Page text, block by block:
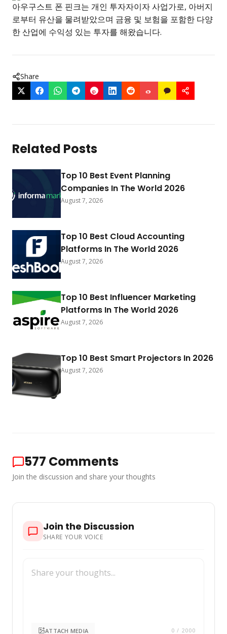
아우구스트 폰 핀크는 개인 투자자이자 사업가로, 아버지
로부터 유산을 물려받았으며 금융 및 보험을 포함한 다양
한 산업에 수익성 있는 투자를 해왔습니다.
Share
Related Posts
Top 10 Best Event Planning
Companies In The World 2026
August 7, 2026
Top 10 Best Cloud Accounting
Platforms In The World 2026
August 7, 2026
Top 10 Best Influencer Marketing
Platforms In The World 2026
August 7, 2026
Top 10 Best Smart Projectors In 2026
August 7, 2026
577 Comments
Join the discussion and share your thoughts
Join the Discussion
SHARE YOUR VOICE
ATTACH MEDIA 0 / 2000